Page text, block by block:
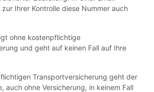
Ihrer Kontrolle diese Nummer auch
ohne kostenpflichtige
und geht auf keinen Fall auf Ihre
Transportversicherung geht der
auch ohne Versicherung, in keinem Fall